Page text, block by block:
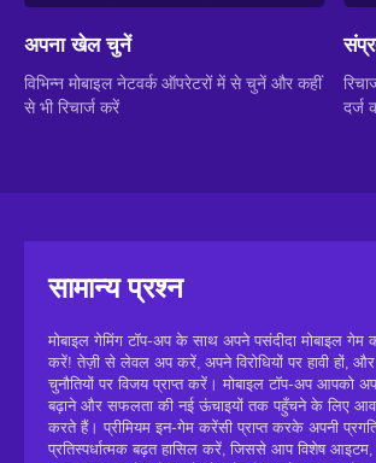
अपना खेल चुनें
विभिन्न मोबाइल नेटवर्क ऑपरेटरों में से चुनें और कहीं
से भी रिचार्ज करें
दर्ज
सामान्य प्रश्न
मोबाइल गेमिंग टॉप-अप के साथ अपने पसंदीदा मोबाइल गेम
करें! तेज़ी से लेवल अप करें, अपने विरोधियों पर हावी हों,
चुनौतियों पर विजय प्राप्त करें। मोबाइल टॉप-अप आपको
बढ़ाने और सफलता की नई ऊंचाइयों तक पहुँचने के लिए
करते हैं। प्रीमियम इन-गेम करेंसी प्राप्त करके अपनी
प्रतिस्पर्धात्मक बढ़त हासिल करें, जिससे आप विशेष